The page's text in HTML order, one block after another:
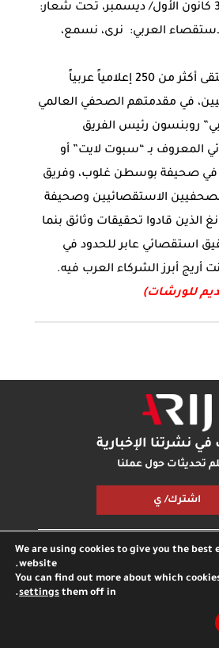
في الفترة ما بين 2-3 كانون الأول/ ديسمبر، تحت شعار:
العربي: نرى، نسمع،
يشارك في هذا الملتقى أكثر من 250 إعلامياً عربياً
في مقدمتهم الصحفي العالمي
روبنسون رئيس الفريق
المعروف بـ “سبوت لايت” أو
في صحيفة بوسطن غلوب، وفريق
للصحفيين الاستقصائيين وصحيفة
الذين قادوا تحقيقات وثائق بنما
استقصائي عابر للحدود في
أريج أبرز الشركاء العرب فيه.
للورشات)
نشرتنا الإخبارية
تحديثات حول عملنا
اشترك/ ي
أريجاتصل بناشارك معنا
We are using cookies to give you the best
website.
You can find out more about which
them off in
settings
.